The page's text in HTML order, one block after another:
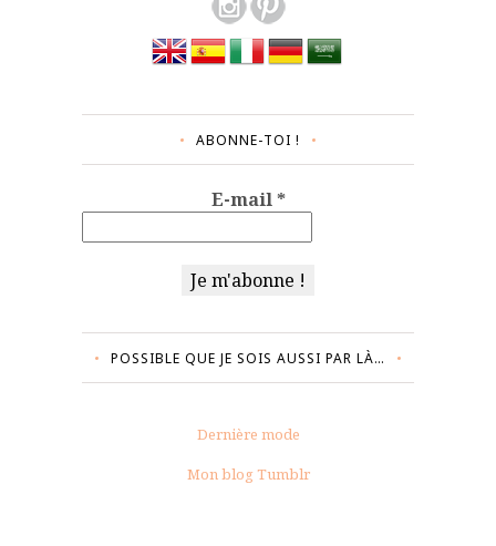
ABONNE-TOI !
E-mail*
POSSIBLE QUE JE SOIS AUSSI PAR LÀ…
Dernière mode
Mon blog Tumblr